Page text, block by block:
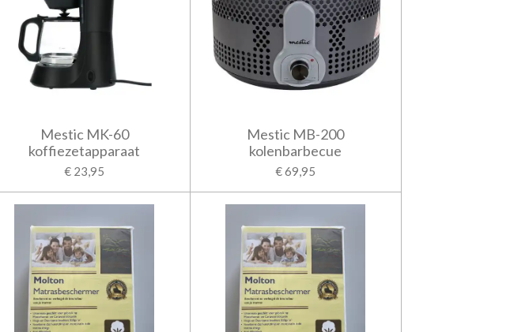
Mestic MK-60
koffiezetapparaat
€ 23,95
Mestic MB-200
kolenbarbecue
€ 69,95